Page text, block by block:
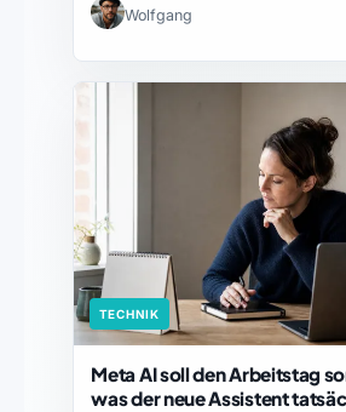
Wolfgang
TECHNIK
Meta AI soll den Arbeitstag
was der neue Assistent